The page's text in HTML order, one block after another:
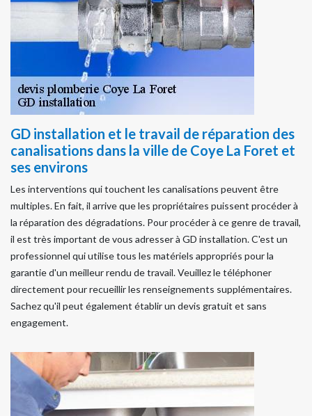
GD installation et le travail de réparation des
canalisations dans la ville de Coye La Foret et
ses environs
Les interventions qui touchent les canalisations peuvent être
multiples. En fait, il arrive que les propriétaires puissent procéder à
la réparation des dégradations. Pour procéder à ce genre de travail,
il est très important de vous adresser à GD installation. C'est un
professionnel qui utilise tous les matériels appropriés pour la
garantie d'un meilleur rendu de travail. Veuillez le téléphoner
directement pour recueillir les renseignements supplémentaires.
Sachez qu'il peut également établir un devis gratuit et sans
engagement.